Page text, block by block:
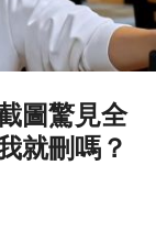
圖驚見全
就刪嗎？